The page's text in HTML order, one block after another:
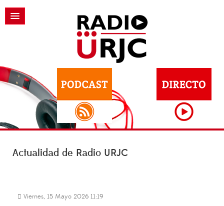
Actualidad de Radio URJC
Viernes, 15 Mayo 2026 11:19